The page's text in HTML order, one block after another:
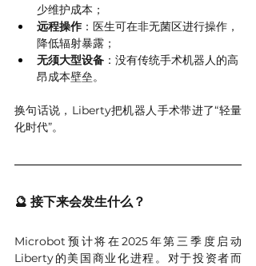
少维护成本；
远程操作 ：医生可在非无菌区进行操作，
降低辐射暴露；
无须大型设备 ：没有传统手术机器人的高
昂成本壁垒。
换句话说，Liberty把机器人手术带进了“轻量
化时代”。
🔮 接下来会发生什么？
Microbot预计将在2025年第三季度启动
Liberty的美国商业化进程。对于投资者而